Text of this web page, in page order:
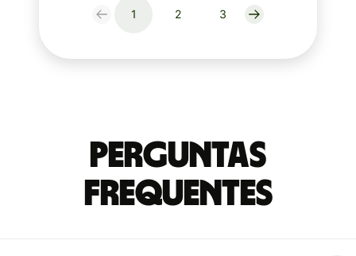
1 2 3
Perguntas
frequentes